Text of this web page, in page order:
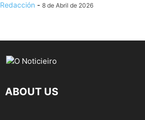
Redacción - 8 de Abril de 2026
ABOUT US